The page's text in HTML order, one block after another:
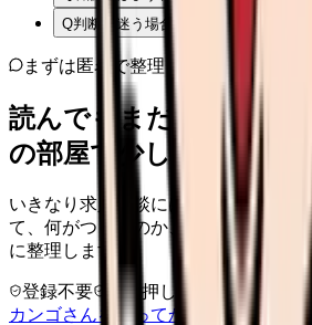
Q判断に迷う場合はどうすればよいで
まずは匿名で整理
読んでもまだ苦しいな
の部屋で少し話してみま
いきなり求人相談には進みません。
て、何がつらいのか、辞めるべきか
に整理します。
登録不要 求人押し売りなし
病院
カンゴさんを知ってから相談する